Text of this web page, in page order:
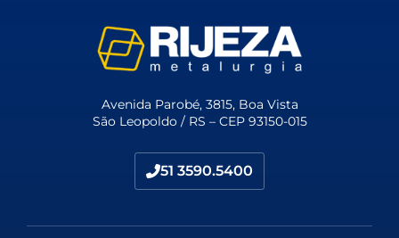
Avenida Parobé, 3815, Boa Vista
São Leopoldo / RS – CEP 93150-015
51 3590.5400